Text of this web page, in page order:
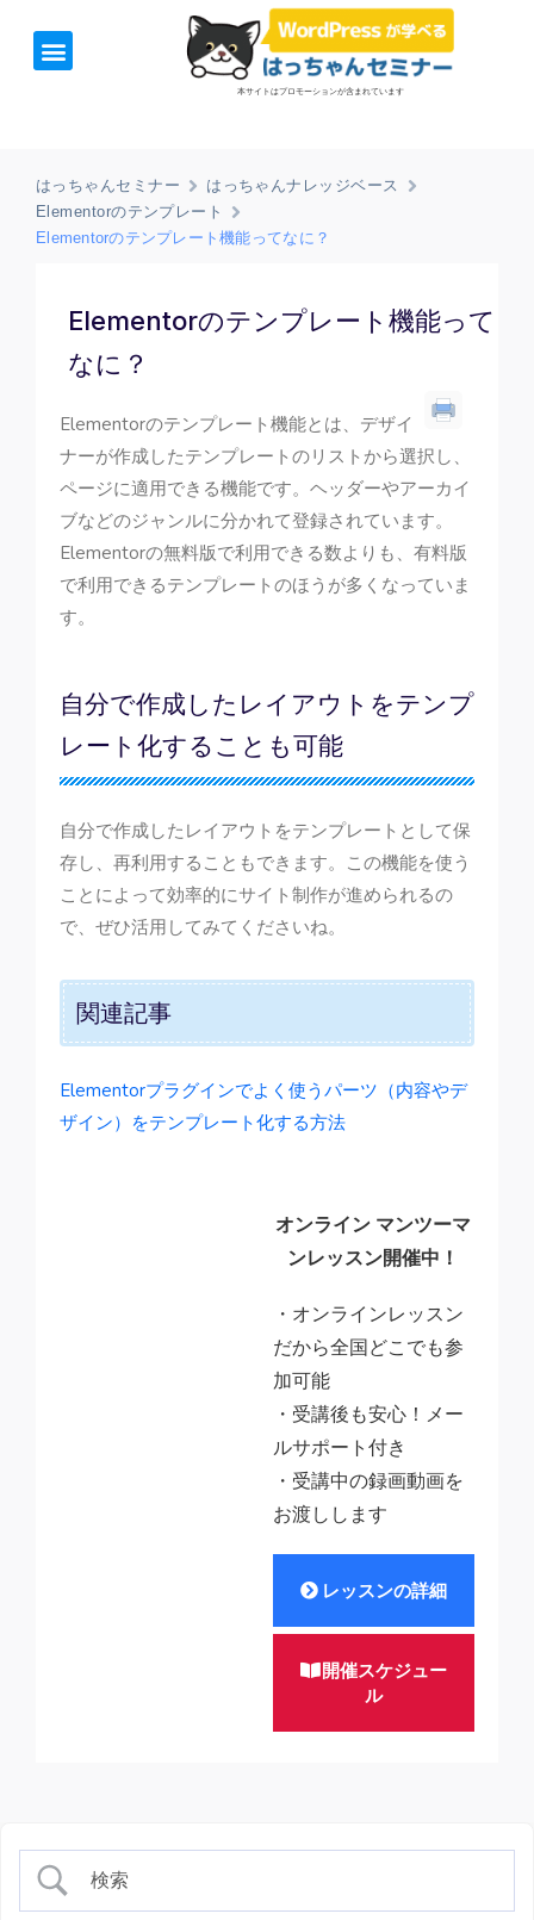
本サイトはプロモーションが含まれています
はっちゃんセミナー
はっちゃんナレッジベース
Elementorのテンプレート
Elementorのテンプレート機能ってなに？
Elementorのテンプレート機能って
なに？
Elementorのテンプレート機能とは、デザイ
ナーが作成したテンプレートのリストから選択し、
ページに適用できる機能です。ヘッダーやアーカイ
ブなどのジャンルに分かれて登録されています。
Elementorの無料版で利用できる数よりも、有料版
で利用できるテンプレートのほうが多くなっていま
す。
自分で作成したレイアウトをテンプ
レート化することも可能
自分で作成したレイアウトをテンプレートとして保
存し、再利用することもできます。この機能を使う
ことによって効率的にサイト制作が進められるの
で、ぜひ活用してみてくださいね。
関連記事
Elementorプラグインでよく使うパーツ（内容やデ
ザイン）をテンプレート化する方法
オンライン マンツーマ
ンレッスン開催中！
・オンラインレッスン
だから全国どこでも参
加可能
・受講後も安心！メー
ルサポート付き
・受講中の録画動画を
お渡しします
レッスンの詳細
開催スケジュー
ル